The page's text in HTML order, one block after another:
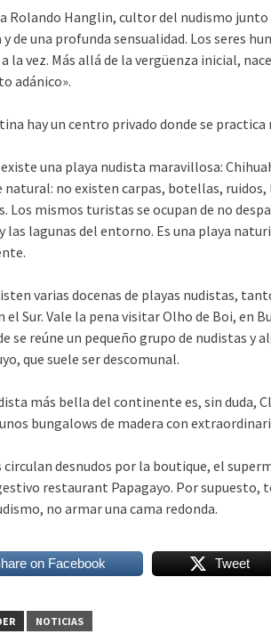
Rolando Hanglin, cultor del nudismo junto
de una profunda sensualidad. Los seres
la vez. Más allá de la vergüenza inicial,
adánico».
hay un centro privado donde se
una playa nudista maravillosa:
no existen carpas, botellas, ruidos,
Los mismos turistas se ocupan de no
las lagunas del entorno. Es una playa
varias docenas de playas nudistas,
el Sur. Vale la pena visitar Olho de Boi, en
se reúne un pequeño grupo de nudistas y
que suele ser descomunal.
más bella del continente es, sin duda,
bungalows de madera con
desnudos por la boutique, el
restaurant Papagayo. Por supuesto,
no armar una cama redonda.
on Facebook Tweet
NOTICIAS